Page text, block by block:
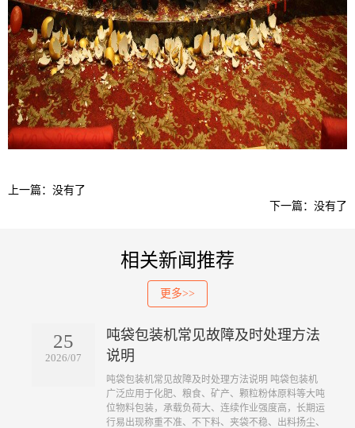
上一篇：没有了
下一篇：没有了
相关新闻推荐
更多>>
25
2026/07
吨袋包装机常见故障及时处理方法
说明
吨袋包装机常见故障及时处理方法说明 吨袋包装机
广泛应用于化肥、粮食、矿产、颗粒粉体原料等大吨
位物料包装，承载负荷大、连续作业强度高，长期运
行易出现称重不准、不下料、夹袋不稳、出料扬尘、